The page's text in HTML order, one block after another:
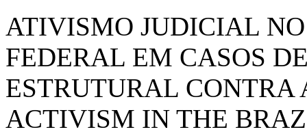
ATIVISMO JUDICIAL
FEDERAL EM CASOS
ESTRUTURAL
ACTIVISM IN THE